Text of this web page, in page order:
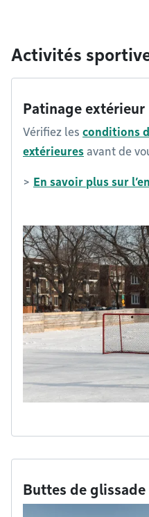
Activités
Patinage extérieur
Vérifiez les conditions
extérieures avant de
> En savoir plus sur
Buttes de glissade